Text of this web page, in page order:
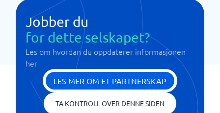
Jobber du
for dette selskapet?
Les om hvordan du oppdaterer informasjonen
her
LES MER OM ET PARTNERSKAP
TA KONTROLL OVER DENNE SIDEN